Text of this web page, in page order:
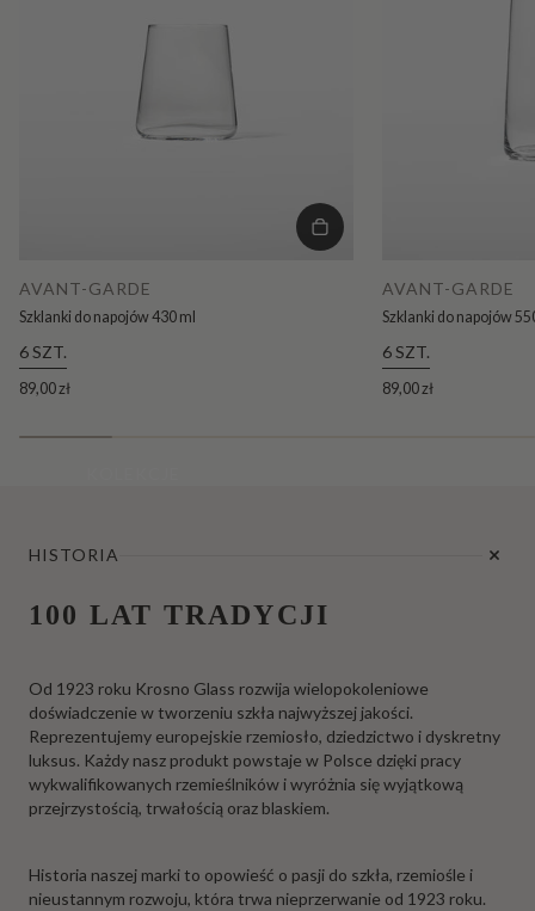
AVANT-GARDE
Szklanki do napojów 430 ml
6 SZT.
89,00 zł
AVANT-GARDE
Szklanki do napojów
6 SZT.
89,00 zł
HISTORIA
100 LAT TRADYCJI
Od 1923 roku Krosno Glass rozwija wielopokoleniowe
doświadczenie w tworzeniu szkła najwyższej jakości.
Reprezentujemy europejskie rzemiosło, dziedzictwo i dyskretny
luksus. Każdy nasz produkt powstaje w Polsce dzięki pracy
wykwalifikowanych rzemieślników i wyróżnia się wyjątkową
przejrzystością, trwałością oraz blaskiem.
Historia naszej marki to opowieść o pasji do szkła, rzemiośle i
nieustannym rozwoju, która trwa nieprzerwanie od 1923 roku.